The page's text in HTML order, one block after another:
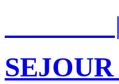
|